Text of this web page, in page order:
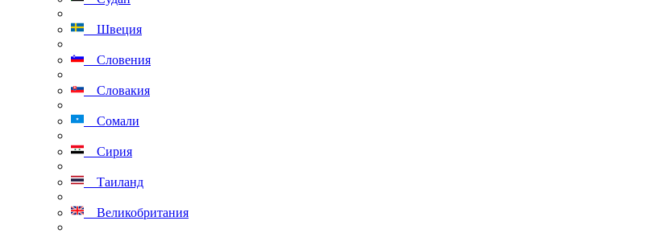
Швеция
Словения
Словакия
Сомали
Сирия
Таиланд
Великобритания